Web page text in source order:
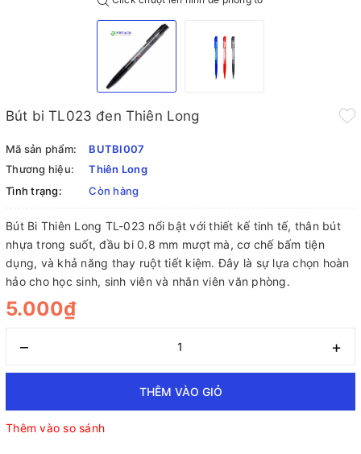
Bút bi TL023 đen Thiên Long
Mã sản phẩm:
BUTBI007
Thương hiệu:
Thiên Long
Tình trạng:
Còn hàng
Bút Bi Thiên Long TL-023 nổi bật với thiết kế tinh tế, thân bút
nhựa trong suốt, đầu bi 0.8 mm mượt mà, cơ chế bấm tiện
dụng, và khả năng thay ruột tiết kiệm. Đây là sự lựa chọn hoàn
hảo cho học sinh, sinh viên và nhân viên văn phòng.
5.000₫
– +
THÊM VÀO GIỎ
Thêm vào so sánh